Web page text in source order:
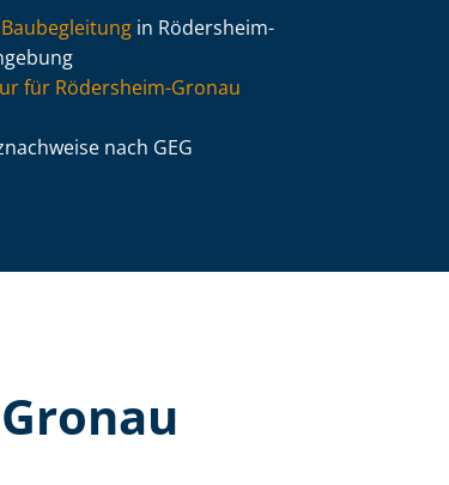
in Rödersheim-
für Rödersheim-Gronau
nach GEG